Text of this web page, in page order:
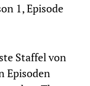
1, Episode
Staffel von
Episoden